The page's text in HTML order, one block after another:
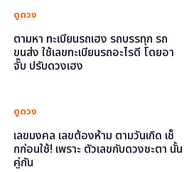
ดูดวง
ตามหา ทะเบียนรถเฮง รถบรรทุก รถ
ขนส่ง ใช้เลขทะเบียนรถอะไรดี โดยอา
จั๊บ ปรับดวงเฮง
ดูดวง
เลขมงคล เลขต้องห้าม ตามวันเกิด เช็
กก่อนใช้! เพราะ ตัวเลขกับดวงชะตา นั้น
คู่กัน